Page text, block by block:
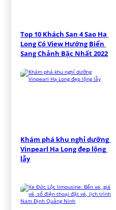
Top 10 Khách Sạn 4 Sao Hạ
Long Có View Hướng Biển
Sang Chảnh Bậc Nhất 2022
Khám phá khu nghỉ dưỡng
Vinpearl Hạ Long đẹp lộng
lẫy